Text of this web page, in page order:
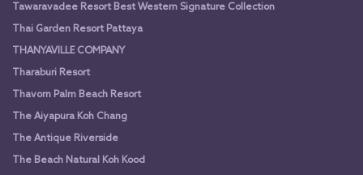
Tawaravadee Resort Best Western Signature Collection
Thai Garden Resort Pattaya
THANYAVILLE COMPANY
Tharaburi Resort
Thavorn Palm Beach Resort
The Aiyapura Koh Chang
The Antique Riverside
The Beach Natural Koh Kood